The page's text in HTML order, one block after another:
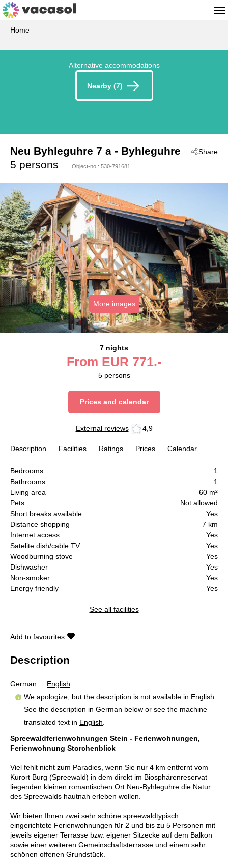
Home
Alternative accommodations
Nearby (7)
Share
Neu Byhleguhre 7 a
- 15913
- Byhleguhre
5 persons
Object-no.: 530-791681
More images
7 nights
From EUR 771.-
5 persons
Prices and calendar
External reviews 4,9
Description Facilities Ratings Prices Calendar
Bedrooms
1
Bathrooms
1
Living area
60 m²
Pets
Not allowed
Short breaks available
Yes
Distance shopping
7 km
Internet access
Yes
Satelite dish/cable TV
Yes
Woodburning stove
Yes
Dishwasher
Yes
Non-smoker
Yes
Energy friendly
Yes
See all facilities
Add to favourites
Description
German
English
We apologize, but the description is not available in English.
See the description in German below or see the machine
translated text in English
Spreewaldferienwohnungen Stein - Ferienwohnungen,
Ferienwohnung Storchenblick
Viel fehlt nicht zum Paradies, wenn Sie nur 4 km entfernt vom
Kurort Burg (Spreewald) in dem direkt im Biosphärenreservat
liegenden kleinen romantischen Ort Neu-Byhleguhre die Natur
des Spreewalds hautnah erleben wollen.
Wir bieten Ihnen zwei sehr schöne spreewaldtypisch
eingerichtete Ferienwohnungen für 2 und bis zu 5 Personen mit
jeweils eigener Terrasse bzw. eigener Sitzecke auf dem Balkon
sowie einer weiteren Gemeinschaftsterrasse und einem sehr
schönen offenen Grundstück.